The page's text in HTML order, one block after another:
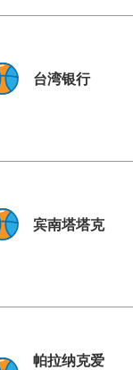
台湾银行
宾南塔塔克
帕拉纳克爱